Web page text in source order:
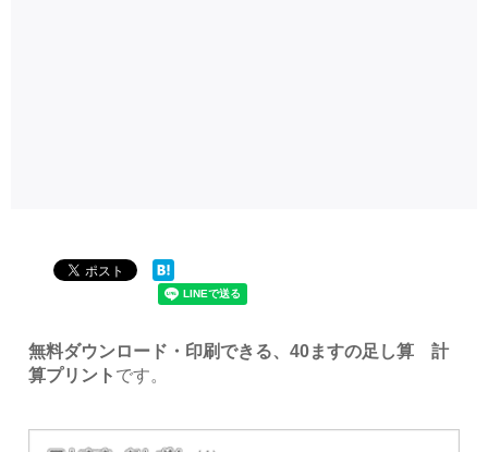
無料ダウンロード・印刷できる、40ますの足し算 計
算プリント です。